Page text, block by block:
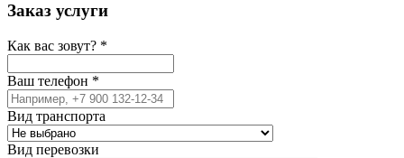
Заказ услуги
Как вас зовут? *
Ваш телефон *
Вид транспорта
Вид перевозки